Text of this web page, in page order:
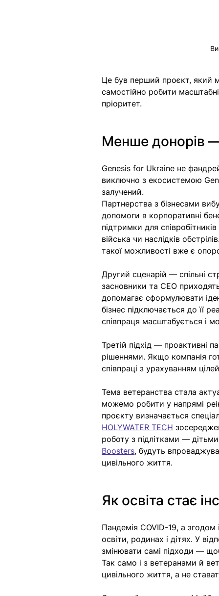
Це був перший проєкт, який
самостійно робити
пріоритет.
Менше донорів
Genesis for Ukraine не
виключно з екосистемою
залучений.
Партнерства з бізнесами
допомоги в корпоративні
підтримки для
війська чи наслідків
такої можливості вже є
Другий сценарій — спільні
засновники та СЕО
допомагає сформулювати
бізнес підключається до її
співпраця масштабується і
Третій підхід — проактивні
рішеннями. Якщо компанія
співпраці з урахуванням
Тема ветеранства стала
можемо робити у напрямі
проєкту визначається
HOLYWATER TECH
роботу з підлітками —
Boosters, будуть
цивільного життя.
Як освіта стає
Пандемія COVID-19, а
освіти, родинах і дітях. У
змінювати самі підходи —
Так само і з ветеранами й
цивільного життя, а не